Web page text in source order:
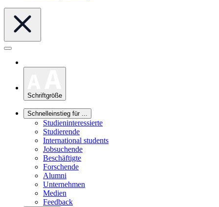
Schriftgröße
Schnelleinstieg für ...
Studieninteressierte
Studierende
International students
Jobsuchende
Beschäftigte
Forschende
Alumni
Unternehmen
Medien
Feedback